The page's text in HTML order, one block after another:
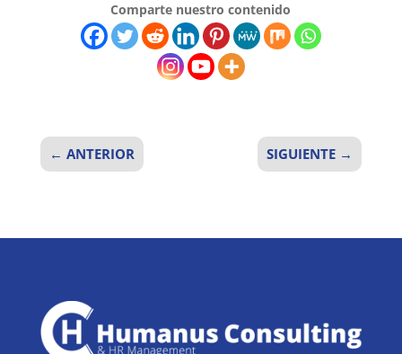
Comparte nuestro contenido
← ANTERIOR SIGUIENTE →